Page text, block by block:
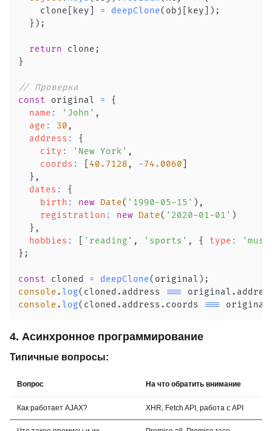
    clone
key = deepClone( obj key ) ;
} ) ;
return clone ;
}
// Проверка
const original =
{
name : 'John' ,
age : 30 ,
address :
{
city : 'New York' ,
coords : 40.7128 , -74.0060
} ,
dates :
{
birth : new Date( '1990-05-15' ) ,
registration : new Date( '2020-01-01' )
} ,
hobbies : 'reading' , 'sports' , { type :
} ;
const cloned = deepClone( original ) ;
console .log( cloned . address === original .
console .log( cloned . address . coords === original
4. Асинхронное программирование
Типичные вопросы:
Вопрос На что обратить внимание
Как работает AJAX? XHR, Fetch API, работа с API